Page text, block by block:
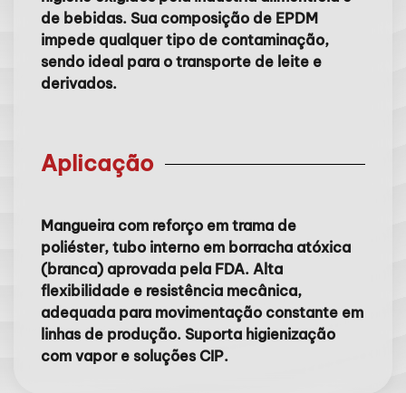
de bebidas. Sua composição de EPDM
impede qualquer tipo de contaminação,
sendo ideal para o transporte de leite e
derivados.
Aplicação
Mangueira com reforço em trama de
poliéster, tubo interno em borracha atóxica
(branca) aprovada pela FDA. Alta
flexibilidade e resistência mecânica,
adequada para movimentação constante em
linhas de produção. Suporta higienização
com vapor e soluções CIP.